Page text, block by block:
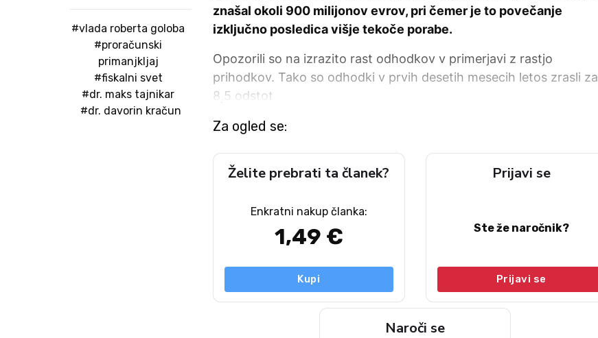
#vlada roberta goloba
#proračunski
primanjkljaj
#fiskalni svet
#dr. maks tajnikar
#dr. davorin kračun
znašal okoli 900 milijonov evrov, pri čemer je to povečanje
izključno posledica višje tekoče porabe.
Opozorili so na izrazito rast odhodkov v primerjavi z rastjo
prihodkov. Tako so odhodki v prvih desetih mesecih letos zrasli za
8,5 odstot
Za ogled se:
Želite prebrati ta članek?
Enkratni nakup članka:
1,49 €
Kupi
Prijavi se
Ste že naročnik?
Prijavi se
Naroči se